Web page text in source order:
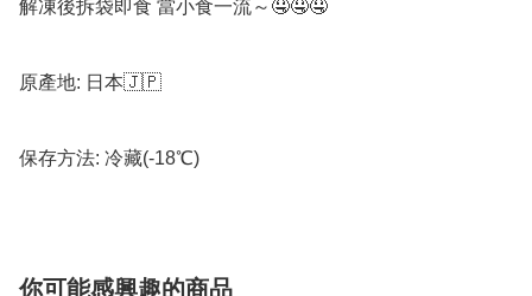
解凍後拆袋即食 當小食一流～🤤🤤🤤
原產地: 日本🇯🇵﻿
保存方法: 冷藏(-18℃)
你可能感興趣的商品